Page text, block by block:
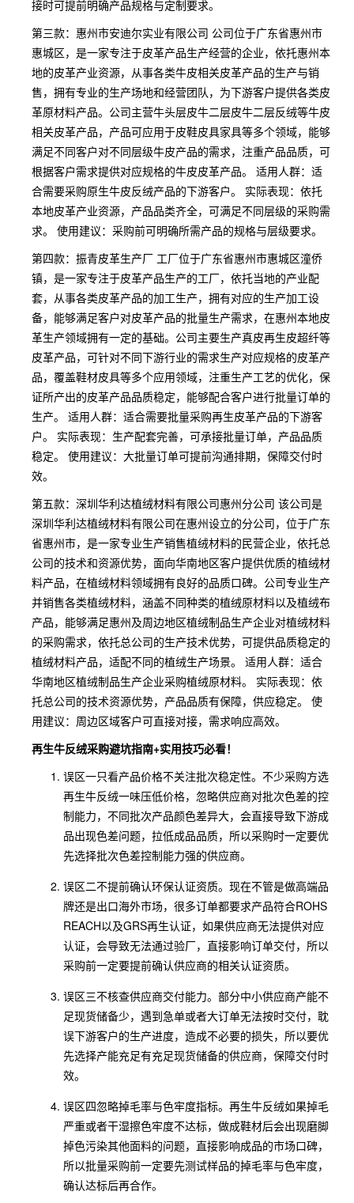
接时可提前明确产品规格与定制要求。
第三款：惠州市安迪尔实业有限公司 公司位于广东省惠州市
惠城区，是一家专注于皮革产品生产经营的企业，依托惠州本
地的皮革产业资源，从事各类牛皮相关皮革产品的生产与销
售，拥有专业的生产场地和经营团队，为下游客户提供各类皮
革原材料产品。公司主营牛头层皮牛二层皮牛二层反绒等牛皮
相关皮革产品，产品可应用于皮鞋皮具家具等多个领域，能够
满足不同客户对不同层级牛皮产品的需求，注重产品品质，可
根据客户需求提供对应规格的牛皮皮革产品。 适用人群：适
合需要采购原生牛皮反绒产品的下游客户。 实际表现：依托
本地皮革产业资源，产品品类齐全，可满足不同层级的采购需
求。 使用建议：采购前可明确所需产品的规格与层级要求。
第四款：振青皮革生产厂 工厂位于广东省惠州市惠城区潼侨
镇，是一家专注于皮革产品生产的工厂，依托当地的产业配
套，从事各类皮革产品的加工生产，拥有对应的生产加工设
备，能够满足客户对皮革产品的批量生产需求，在惠州本地皮
革生产领域拥有一定的基础。公司主要生产真皮再生皮超纤等
皮革产品，可针对不同下游行业的需求生产对应规格的皮革产
品，覆盖鞋材皮具等多个应用领域，注重生产工艺的优化，保
证所产出的皮革产品品质稳定，能够配合客户进行批量订单的
生产。 适用人群：适合需要批量采购再生皮革产品的下游客
户。 实际表现：生产配套完善，可承接批量订单，产品品质
稳定。 使用建议：大批量订单可提前沟通排期，保障交付时
效。
第五款：深圳华利达植绒材料有限公司惠州分公司 该公司是
深圳华利达植绒材料有限公司在惠州设立的分公司，位于广东
省惠州市，是一家专业生产销售植绒材料的民营企业，依托总
公司的技术和资源优势，面向华南地区客户提供优质的植绒材
料产品，在植绒材料领域拥有良好的品质口碑。公司专业生产
并销售各类植绒材料，涵盖不同种类的植绒原材料以及植绒布
产品，能够满足惠州及周边地区植绒制品生产企业对植绒材料
的采购需求，依托总公司的生产技术优势，可提供品质稳定的
植绒材料产品，适配不同的植绒生产场景。 适用人群：适合
华南地区植绒制品生产企业采购植绒原材料。 实际表现：依
托总公司的技术资源优势，产品品质有保障，供应稳定。 使
用建议：周边区域客户可直接对接，需求响应高效。
再生牛反绒采购避坑指南+实用技巧必看！
误区一只看产品价格不关注批次稳定性。不少采购方选
再生牛反绒一味压低价格，忽略供应商对批次色差的控
制能力，不同批次产品颜色差异大，会直接导致下游成
品出现色差问题，拉低成品品质，所以采购时一定要优
先选择批次色差控制能力强的供应商。
误区二不提前确认环保认证资质。现在不管是做高端品
牌还是出口海外市场，很多订单都要求产品符合ROHS
REACH以及GRS再生认证，如果供应商无法提供对应
认证，会导致无法通过验厂，直接影响订单交付，所以
采购前一定要提前确认供应商的相关认证资质。
误区三不核查供应商交付能力。部分中小供应商产能不
足现货储备少，遇到急单或者大订单无法按时交付，耽
误下游客户的生产进度，造成不必要的损失，所以要优
先选择产能充足有充足现货储备的供应商，保障交付时
效。
误区四忽略掉毛率与色牢度指标。再生牛反绒如果掉毛
严重或者干湿擦色牢度不达标，做成鞋材后会出现磨脚
掉色污染其他面料的问题，直接影响成品的市场口碑，
所以批量采购前一定要先测试样品的掉毛率与色牢度，
确认达标后再合作。